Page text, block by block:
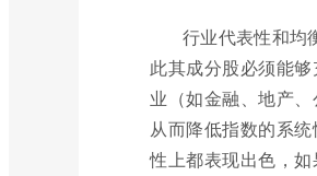
行业代表性和均
此其成分股必须能
业（如金融、地产
从而降低指数的系
性上都表现出色，